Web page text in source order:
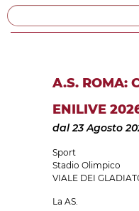
A.S. ROMA:
ENILIVE
dal 23 Agosto
Sport
Stadio Olimpico
VIALE DEI
La AS.